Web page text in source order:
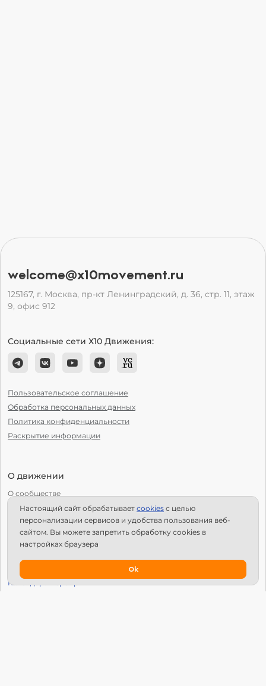
welcome@x10movement.ru
125167, г. Москва, пр-кт Ленинградский, д. 36, стр. 11, этаж
9, офис 912
Социальные сети Х10 Движения:
Пользовательское соглашение
Обработка персональных данных
Политика конфиденциальности
Раскрытие информации
О движении
О сообществе
С чего начать?
Структура Х10
Как стать региональным лидером?
Календарь мероприятий
Настоящий сайт обрабатывает сookies с целью
персонализации сервисов и удобства пользования веб-
сайтом. Вы можете запретить обработку сookies в
настройках браузера
Ok